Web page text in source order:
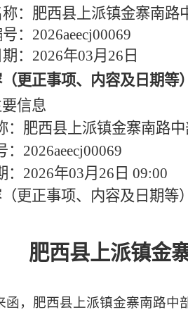
：肥西县上派镇金寨南路
：2026aeecj00069
：2026年03月26日
更正事项、内容及日期等
信息
肥西县上派镇金寨南路
2026aeecj00069
2026年03月26日 09:00
更正事项、内容及日期等
肥西县上派镇金
函，肥西县上派镇金寨南路中